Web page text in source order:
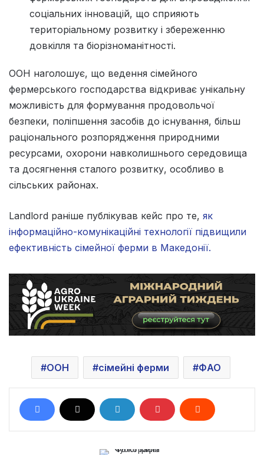
соціальних інновацій, що сприяють
територіальному розвитку і збереженню
довкілля та біорізноманітності.
ООН наголошує, що ведення сімейного
фермерського господарства відкриває унікальну
можливість для формування продовольчої
безпеки, поліпшення засобів до існування, більш
раціонального розпорядження природними
ресурсами, охорони навколишнього середовища
та досягнення сталого розвитку, особливо в
сільських районах.
Landlord раніше публікував кейс про те, як
інформаційно-комунікаційні технології підвищили
ефективність сімейної ферми в Македонії.
ООН сімейні ферми ФAO